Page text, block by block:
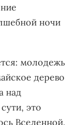
ночи
молодежь
дерево
над
это
Вселенной,